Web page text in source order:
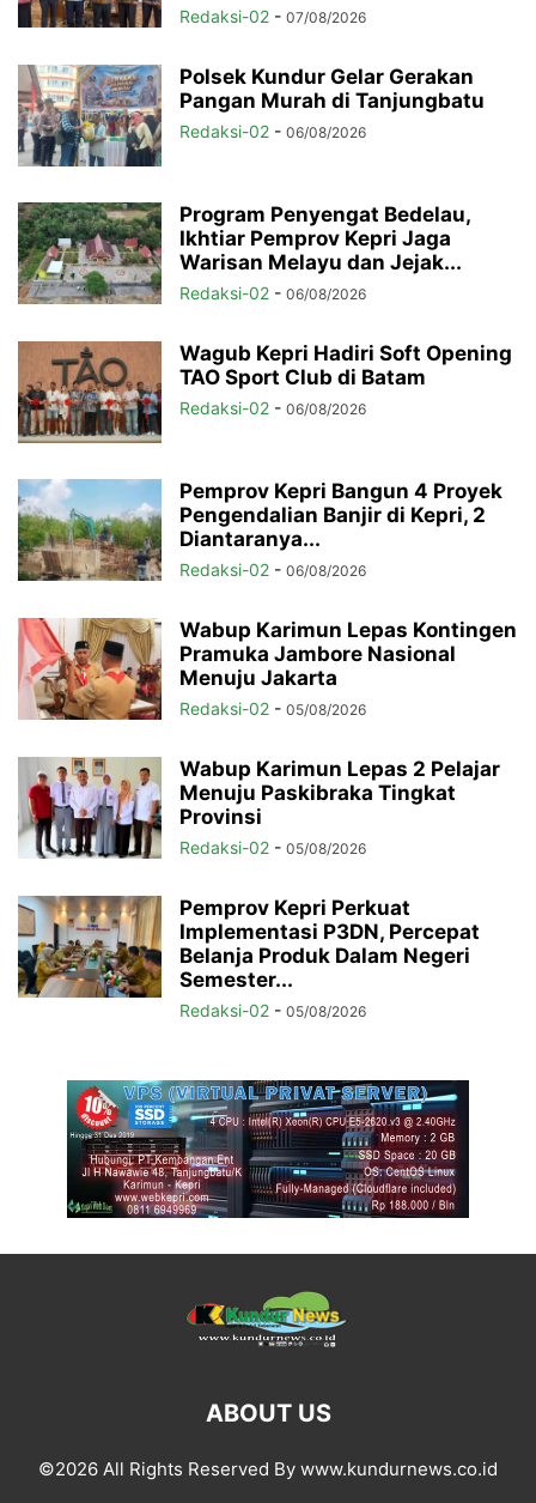
Redaksi-02 - 07/08/2026
Polsek Kundur Gelar Gerakan
Pangan Murah di Tanjungbatu
Redaksi-02 - 06/08/2026
Program Penyengat Bedelau,
Ikhtiar Pemprov Kepri Jaga
Warisan Melayu dan Jejak...
Redaksi-02 - 06/08/2026
Wagub Kepri Hadiri Soft Opening
TAO Sport Club di Batam
Redaksi-02 - 06/08/2026
Pemprov Kepri Bangun 4 Proyek
Pengendalian Banjir di Kepri, 2
Diantaranya...
Redaksi-02 - 06/08/2026
Wabup Karimun Lepas Kontingen
Pramuka Jambore Nasional
Menuju Jakarta
Redaksi-02 - 05/08/2026
Wabup Karimun Lepas 2 Pelajar
Menuju Paskibraka Tingkat
Provinsi
Redaksi-02 - 05/08/2026
Pemprov Kepri Perkuat
Implementasi P3DN, Percepat
Belanja Produk Dalam Negeri
Semester...
Redaksi-02 - 05/08/2026
ABOUT US
©2026 All Rights Reserved By www.kundurnews.co.id